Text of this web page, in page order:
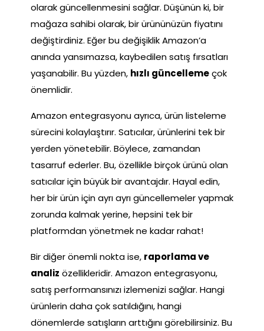
olarak güncellenmesini sağlar. Düşünün ki, bir
mağaza sahibi olarak, bir ürününüzün fiyatını
değiştirdiniz. Eğer bu değişiklik Amazon’a
anında yansımazsa, kaybedilen satış fırsatları
yaşanabilir. Bu yüzden, hızlı güncellemeçok
önemlidir.
Amazon entegrasyonu ayrıca, ürün listeleme
sürecini kolaylaştırır. Satıcılar, ürünlerini tek bir
yerden yönetebilir. Böylece, zamandan
tasarruf ederler. Bu, özellikle birçok ürünü olan
satıcılar için büyük bir avantajdır. Hayal edin,
her bir ürün için ayrı ayrı güncellemeler yapmak
zorunda kalmak yerine, hepsini tek bir
platformdan yönetmek ne kadar rahat!
Bir diğer önemli nokta ise, raporlama ve
analiz özellikleridir. Amazon entegrasyonu,
satış performansınızı izlemenizi sağlar. Hangi
ürünlerin daha çok satıldığını, hangi
dönemlerde satışların arttığını görebilirsiniz. Bu